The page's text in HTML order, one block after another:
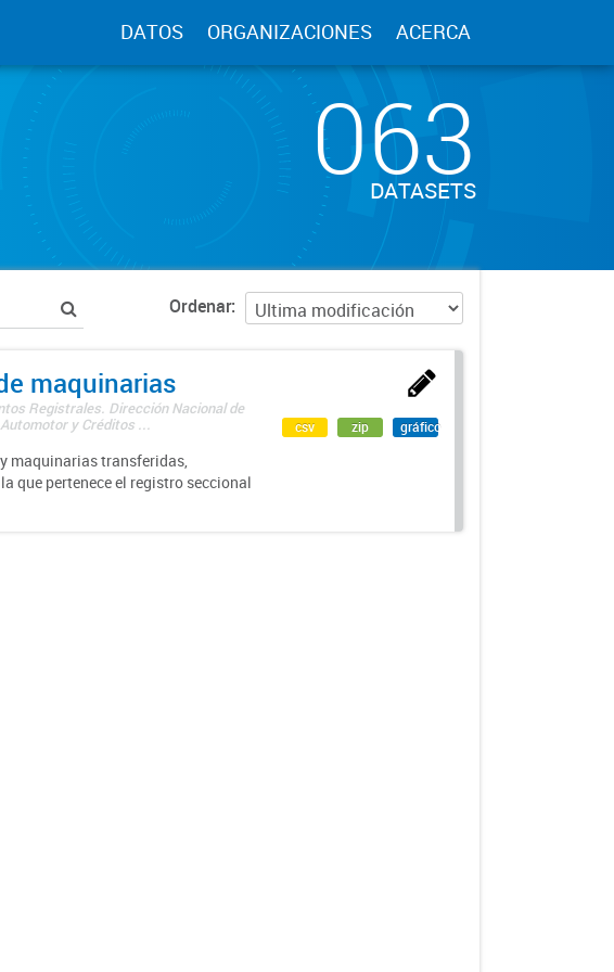
DATOS ORGANIZACIONES ACERCA
063
DATASETS
Ordenar
maquinarias
Registrales. Dirección Nacional de
y Créditos ...
maquinarias transferidas,
que pertenece el registro seccional
csv zip gráfico